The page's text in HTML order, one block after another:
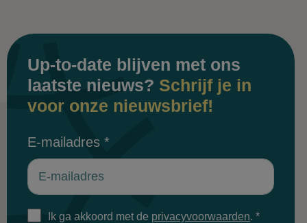
Up-to-date blijven met ons
laatste nieuws? Schrijf je in
voor onze nieuwsbrief!
E-mailadres *
Ik ga akkoord met de privacyvoorwaarden. *